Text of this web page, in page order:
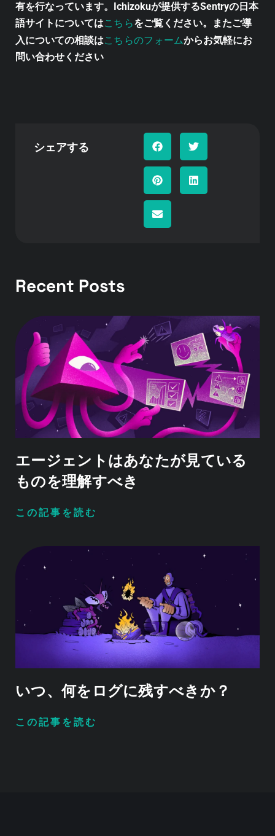
有を行なっています。Ichizokuが提供するSentryの日本
語サイトについてはこちらをご覧ください。またご導
入についての相談はこちらのフォームからお気軽にお
問い合わせください
シェアする
Recent Posts
エージェントはあなたが見ている
ものを理解すべき
この記事を読む
いつ、何をログに残すべきか？
この記事を読む